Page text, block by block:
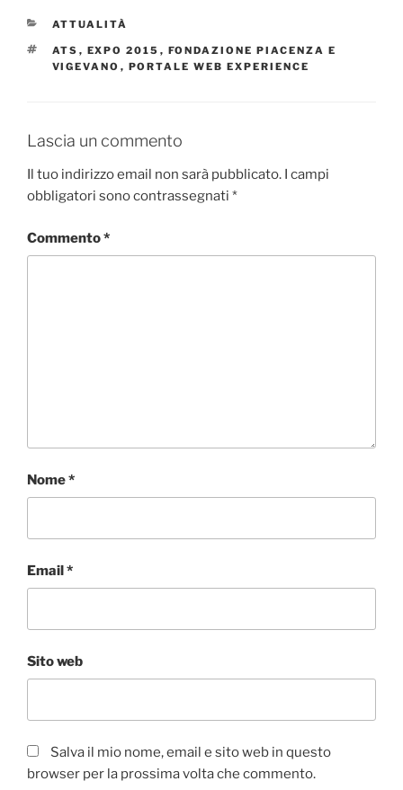
CATEGORIE
ATTUALITÀ
TAG
ATS , EXPO 2015 , FONDAZIONE PIACENZA E
VIGEVANO , PORTALE WEB EXPERIENCE
Lascia un commento
Il tuo indirizzo email non sarà pubblicato. I campi
obbligatori sono contrassegnati *
Commento*
Nome*
Email*
Sito web
Salva il mio nome, email e sito web in questo
browser per la prossima volta che commento.